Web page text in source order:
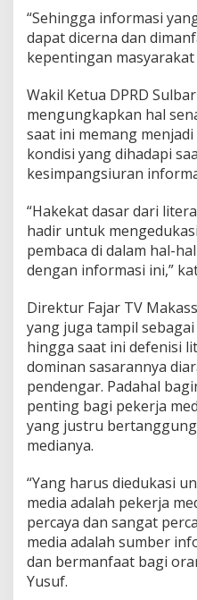
r
s
“Sehingga informasi
dapat dicerna dan
kepentingan
Wakil Ketua DPRD
mengungkapkan hal
saat ini memang
kondisi yang dihadapi
kesimpangsiuran
“Hakekat dasar dari
hadir untuk
pembaca di dalam hal-
dengan informasi ini,”
Direktur Fajar TV
yang juga tampil
hingga saat ini defenisi
dominan sasarannya
pendengar. Padahal
penting bagi pekerja
yang justru
medianya.
“Yang harus diedukasi
media adalah pekerja
percaya dan sangat
media adalah sumber
dan bermanfaat bagi
Yusuf.